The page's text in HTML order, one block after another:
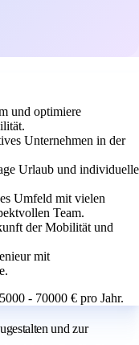
und optimiere
Unternehmen in der
Urlaub und individuelle
Umfeld mit vielen
Team.
der Mobilität und
mit
- 70000 € pro Jahr.
und zur